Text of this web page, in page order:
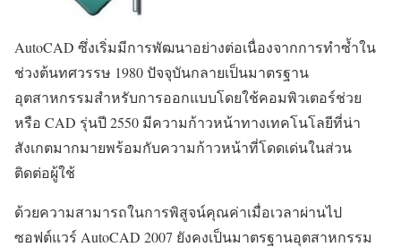
AutoCAD ซึ่งเริ่มมีการพัฒนาอย่างต่อเนื่องจากการทำซ้ำใน
ช่วงต้นทศวรรษ 1980 ปัจจุบันกลายเป็นมาตรฐาน
อุตสาหกรรมสำหรับการออกแบบโดยใช้คอมพิวเตอร์ช่วย
หรือ CAD รุ่นปี 2550 มีความก้าวหน้าทางเทคโนโลยีที่น่า
สังเกตมากมายพร้อมกับความก้าวหน้าที่โดดเด่นในส่วน
ติดต่อผู้ใช้
ด้วยความสามารถในการพิสูจน์คุณค่าเมื่อเวลาผ่านไป
ซอฟต์แวร์ AutoCAD 2007 ยังคงเป็นมาตรฐานอุตสาหกรรม